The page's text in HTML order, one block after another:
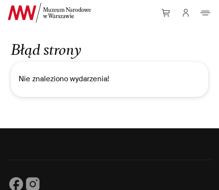
Przejdź do Treści
Błąd strony
Nie znaleziono wydarzenia!